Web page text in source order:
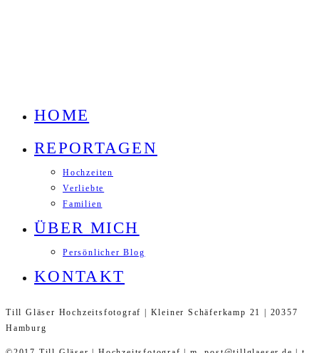
HOME
REPORTAGEN
Hochzeiten
Verliebte
Familien
ÜBER MICH
Persönlicher Blog
KONTAKT
Till Gläser Hochzeitsfotograf | Kleiner Schäferkamp 21 | 20357
Hamburg